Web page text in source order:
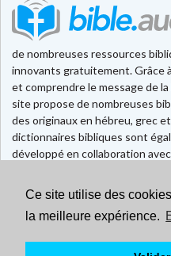
Ce site utilise des
la meilleure expérience.
de nombreuses ressources
innovants gratuitement. Grâce
et comprendre le message de
site propose de nombreuses
des originaux en hébreu, grec
dictionnaires bibliques sont
développé en collaboration
Faire un don
Contact